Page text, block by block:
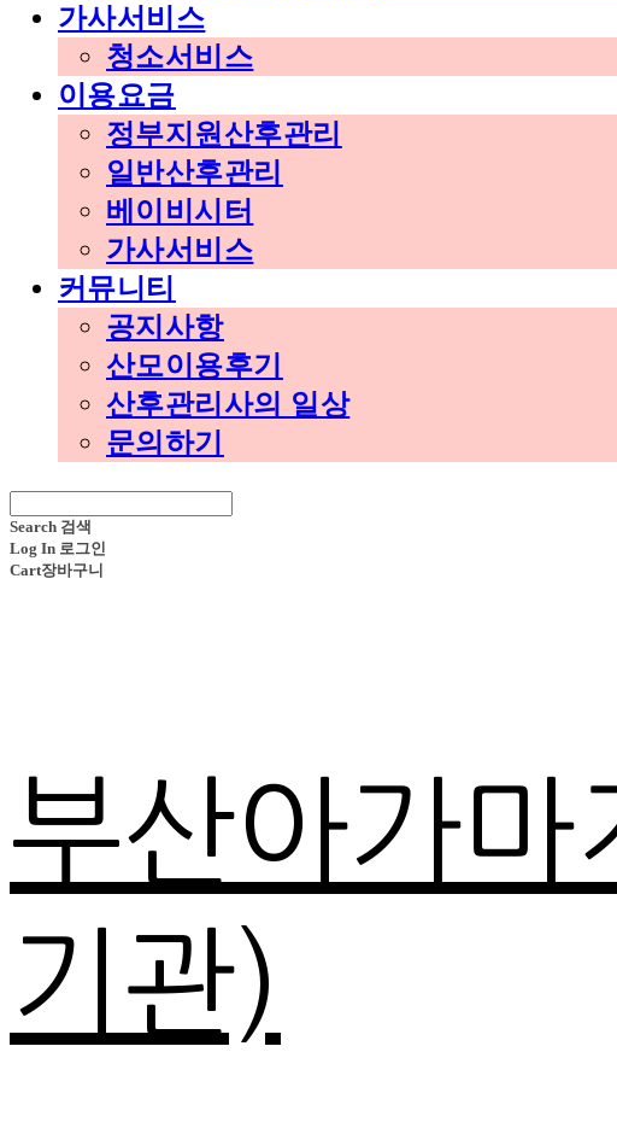
가사서비스
청소서비스
이용요금
정부지원산후관리
일반산후관리
베이비시터
가사서비스
커뮤니티
공지사항
산모이용후기
산후관리사의 일상
문의하기
Search 검색
Log In 로그인
Cart장바구니
부산아가마
기관)